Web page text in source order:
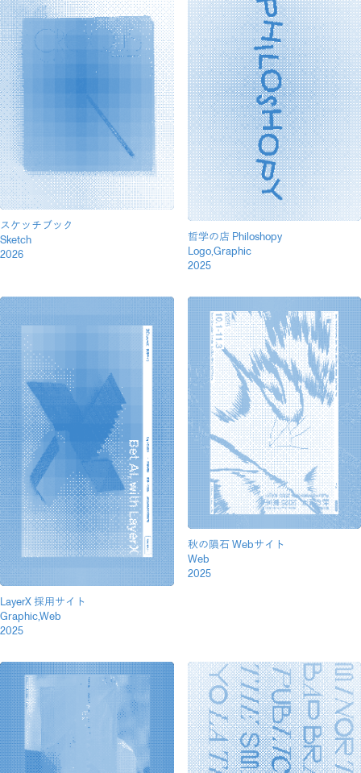
スケッチブック
Sketch
2026
哲学の店 Philoshopy
Logo,Graphic
2025
LayerX 採用サイト
Graphic,Web
2025
秋の隕石 Webサイト
Web
2025